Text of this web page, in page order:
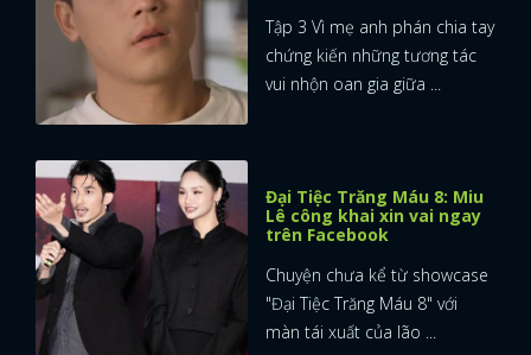
Tập 3 Vì mẹ anh phán chia tay
chứng kiến những tương tác
vui nhộn oan gia giữa ...
Đại Tiệc Trăng Máu 8: Miu
Lê công khai xin vai ngay
trên Facebook
Chuyện chưa kể từ showcase
"Đại Tiệc Trăng Máu 8" với
màn tái xuất của lão ...